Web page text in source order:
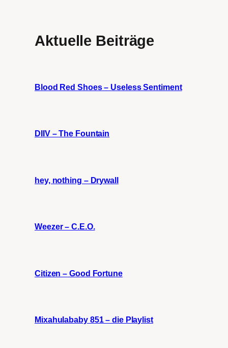
Aktuelle Beiträge
Blood Red Shoes – Useless Sentiment
DIIV – The Fountain
hey, nothing – Drywall
Weezer – C.E.O.
Citizen – Good Fortune
Mixahulababy 851 – die Playlist